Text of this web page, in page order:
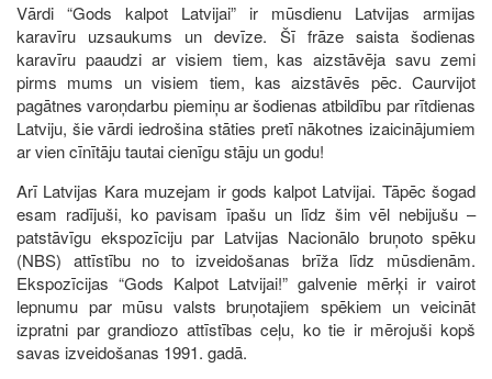
Vārdi “Gods kalpot Latvijai” ir mūsdienu Latvijas armijas
karavīru uzsaukums un devīze. Šī frāze saista šodienas
karavīru paaudzi ar visiem tiem, kas aizstāvēja savu zemi
pirms mums un visiem tiem, kas aizstāvēs pēc. Caurvijot
pagātnes varoņdarbu piemiņu ar šodienas atbildību par rītdienas
Latviju, šie vārdi iedrošina stāties pretī nākotnes izaicinājumiem
ar vien cīnītāju tautai cienīgu stāju un godu!
Arī Latvijas Kara muzejam ir gods kalpot Latvijai. Tāpēc šogad
esam radījuši, ko pavisam īpašu un līdz šim vēl nebijušu –
patstāvīgu ekspozīciju par Latvijas Nacionālo bruņoto spēku
(NBS) attīstību no to izveidošanas brīža līdz mūsdienām.
Ekspozīcijas “Gods Kalpot Latvijai!” galvenie mērķi ir vairot
lepnumu par mūsu valsts bruņotajiem spēkiem un veicināt
izpratni par grandiozo attīstības ceļu, ko tie ir mērojuši kopš
savas izveidošanas 1991. gadā.